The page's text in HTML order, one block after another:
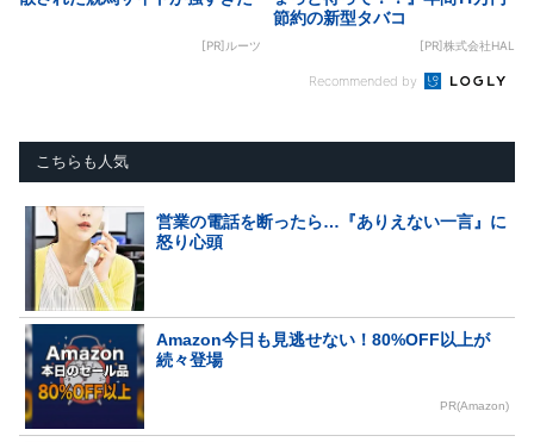
[PR]ルーツ
節約の新型タバコ
[PR]株式会社HAL
Recommended by
こちらも人気
営業の電話を断ったら…『ありえない一言』に
怒り心頭
Amazon今日も見逃せない！80%OFF以上が
続々登場
PR(Amazon)